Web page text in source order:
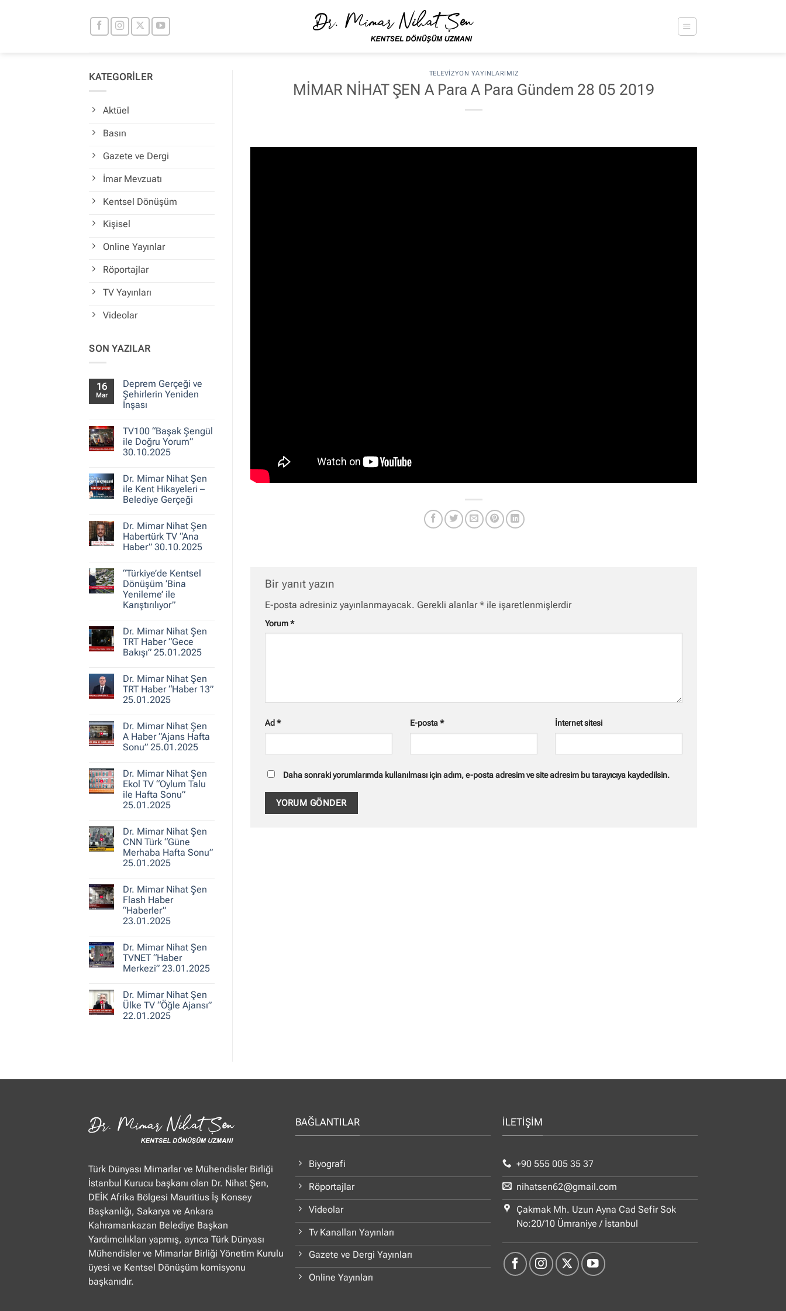
KATEGORİLER
Aktüel
Basın
Gazete ve Dergi
İmar Mevzuatı
Kentsel Dönüşüm
Kişisel
Online Yayınlar
Röportajlar
TV Yayınları
Videolar
SON YAZILAR
16
Mar
Deprem Gerçeği ve
Şehirlerin Yeniden
İnşası
Deprem
Gerçeği
ve
Şehirlerin
TV100 “Başak Şengül
ile Doğru Yorum”
30.10.2025
TV100
“Başak
Şengül
ile
30.10.2025
Dr. Mimar Nihat Şen
ile Kent Hikayeleri –
Belediye Gerçeği
Dr.
Mimar
Nihat
Şen
Hikayeleri
–
Belediye
Gerçeği
Dr. Mimar Nihat Şen
Habertürk TV “Ana
Haber” 30.10.2025
Dr.
Mimar
Nihat
Şen
Habertürk
Haber”
30.10.2025
“Türkiye’de Kentsel
Dönüşüm ‘Bina
Yenileme’ ile
Karıştırılıyor”
“Türkiye’de
Kentsel
Dönüşüm
‘Bina
Karıştırılıyor”
Dr. Mimar Nihat Şen
TRT Haber “Gece
Bakışı” 25.01.2025
Dr.
Mimar
Nihat
Şen
“Gece
Bakışı”
25.01.2025
Dr. Mimar Nihat Şen
TRT Haber “Haber 13”
25.01.2025
Dr.
Mimar
Nihat
Şen
“Haber
13”
25.01.2025
Dr. Mimar Nihat Şen
A Haber “Ajans Hafta
Sonu” 25.01.2025
Dr.
Mimar
Nihat
Şen
A
Hafta
Sonu”
25.01.2025
Dr. Mimar Nihat Şen
Ekol TV “Oylum Talu
ile Hafta Sonu”
25.01.2025
Dr.
Mimar
Nihat
Şen
Ekol
Talu
ile
Hafta
Sonu”
25.01.2025
Dr. Mimar Nihat Şen
CNN Türk “Güne
Merhaba Hafta Sonu”
25.01.2025
Dr.
Mimar
Nihat
Şen
CNN
Merhaba
Hafta
Sonu”
25.01.2025
Dr. Mimar Nihat Şen
Flash Haber
“Haberler”
23.01.2025
Dr.
Mimar
Nihat
Şen
“Haberler”
23.01.2025
Dr. Mimar Nihat Şen
TVNET “Haber
Merkezi” 23.01.2025
Dr.
Mimar
Nihat
Şen
Dr. Mimar Nihat Şen
Ülke TV “Öğle Ajansı”
22.01.2025
TV
TELEVIZYON YAYINLARIMIZ
MİMAR NİHAT ŞEN A Para A Para Gündem 28 05 2019
Bir yanıt yazın
E-posta adresiniz yayınlanmayacak. Gerekli alanlar* ile işaretlenmişlerdir
Yorum*
Ad * E-posta* İnternet sitesi
Daha sonraki yorumlarımda kullanılması için adım, e-posta adresim ve site adresim bu tarayıcıya kaydedilsin.
Türk Dünyası Mimarlar ve Mühendisler Birliği
İstanbul Kurucu başkanı olan Dr. Nihat Şen,
DEİK Afrika Bölgesi Mauritius İş Konsey
Başkanlığı, Sakarya ve Ankara
Kahramankazan Belediye Başkan
Yardımcılıkları yapmış, ayrıca Türk Dünyası
Mühendisler ve Mimarlar Birliği Yönetim Kurulu
üyesi ve Kentsel Dönüşüm komisyonu
başkanıdır.
BAĞLANTILAR
Biyografi
Röportajlar
Videolar
Tv Kanalları Yayınları
Gazete ve Dergi Yayınları
Online Yayınları
İLETİŞİM
+90 555 005 35 37
nihatsen62@gmail.com
Çakmak Mh. Uzun Ayna Cad Sefir Sok
No:20/10 Ümraniye / İstanbul